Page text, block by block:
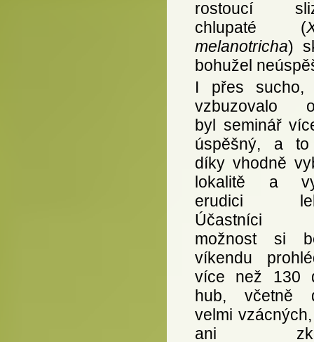
rostoucí
chlupaté (
melanotricha)
bohužel
I přes sucho,
vzbuzovalo
byl seminář
úspěšný, a
díky vhodně
lokalitě a
erudici
Účastníci
možnost si
víkendu
více než 130
hub, včetně
velmi
ani